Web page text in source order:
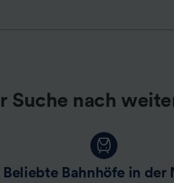
Suche nach
Beliebte Bahnhöfe in der